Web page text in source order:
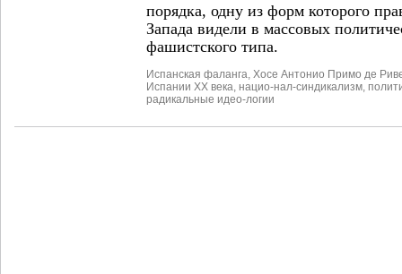
порядка, одну из форм которого
Запада видели в массовых
фашистского типа.
Испанская фаланга Хосе Антонио Примо де
Испании ХХ века нацио-нал-синдикализм
радикальные идео-логии